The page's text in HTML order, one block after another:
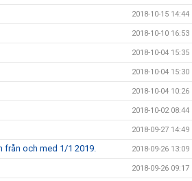
2018-10-15 14:44
2018-10-10 16:53
2018-10-04 15:35
2018-10-04 15:30
2018-10-04 10:26
2018-10-02 08:44
2018-09-27 14:49
från och med 1/1 2019. 2018-09-26 13:09
2018-09-26 09:17